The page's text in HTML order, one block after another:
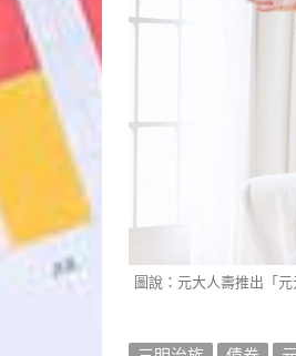
圖說：元大人壽推出「